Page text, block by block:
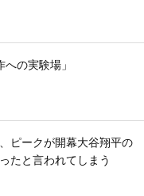
の実験場」
ピークが開幕大谷翔平の
たと言われてしまう